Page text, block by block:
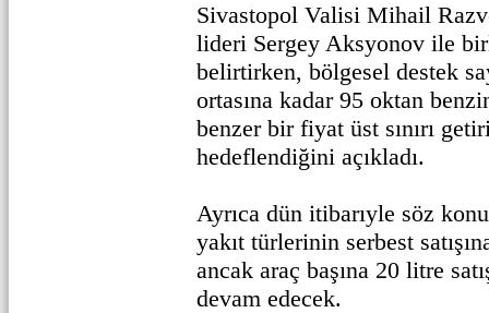
Sivastopol Valisi Mihail
lideri Sergey Aksyonov ile
belirtirken, bölgesel destek
ortasına kadar 95 oktan
benzer bir fiyat üst sınırı
hedeflendiğini açıkladı.
Ayrıca dün itibarıyle söz
yakıt türlerinin serbest
ancak araç başına 20 litre
devam edecek.